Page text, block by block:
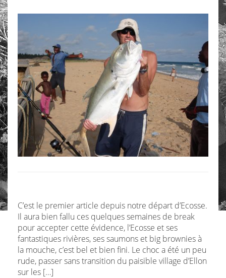
C’est le premier article depuis notre départ d’Ecosse.
Il aura bien fallu ces quelques semaines de break
pour accepter cette évidence, l’Ecosse et ses
fantastiques rivières, ses saumons et big brownies à
la mouche, c’est bel et bien fini. Le choc a été un peu
rude, passer sans transition du paisible village d’Ellon
sur les […]